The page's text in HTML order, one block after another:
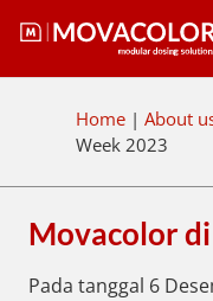
Home | About
Week 2023
Movacolor
Pada tanggal 6